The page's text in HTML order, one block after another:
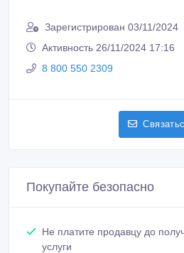
Зарегистрирован 03/11/2024
Активность 26/11/2024 17:16
8 800 550 2309
Покупайте безопасно
Не платите продавцу до
услуги